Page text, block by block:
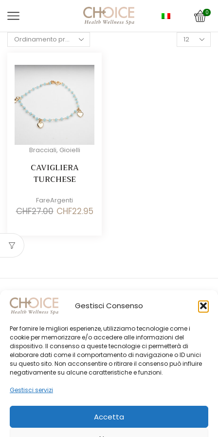
Gestisci Consenso
Per fornire le migliori esperienze, utilizziamo tecnologie come i
cookie per memorizzare e/o accedere alle informazioni del
dispositivo. Il consenso a queste tecnologie ci permetterà di
elaborare dati come il comportamento di navigazione o ID unici
su questo sito. Non acconsentire o ritirare il consenso può influire
negativamente su alcune caratteristiche e funzioni.
Gestisci servizi
Accetta
0
Products
per
Bracciali, Gioielli
CAVIGLIERA
TURCHESE
FareArgenti
CHF27.00 IlCHF22.95Il
Gli Ultimi Post
Choice Shop Newsletter